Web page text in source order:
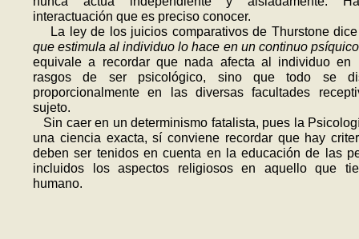
interactuación que es preciso conocer.
La ley de los juicios comparativos de Thurstone
que estimula al individuo lo hace en un continuo psíquico
equivale a recordar que nada afecta al individuo en
rasgos de ser psicológico, sino que todo se
proporcionalmente en las diversas facultades
sujeto.
Sin caer en un determinismo fatalista, pues la
una ciencia exacta, sí conviene recordar que hay
deben ser tenidos en cuenta en la educación de las
incluidos los aspectos religiosos en aquello que
humano.